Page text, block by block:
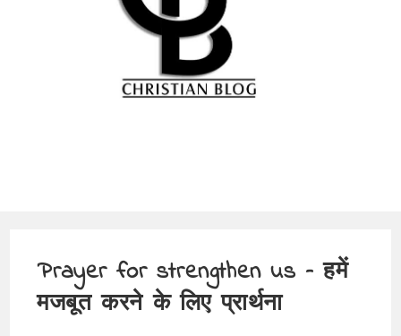
Prayer for strengthen us – हमें
मजबूत करने के लिए प्रार्थना